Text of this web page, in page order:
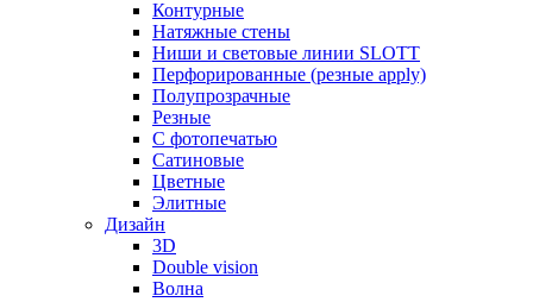
Контурные
Натяжные стены
Ниши и световые линии SLOTT
Перфорированные (резные apply)
Полупрозрачные
Резные
С фотопечатью
Сатиновые
Цветные
Элитные
Дизайн
3D
Double vision
Волна